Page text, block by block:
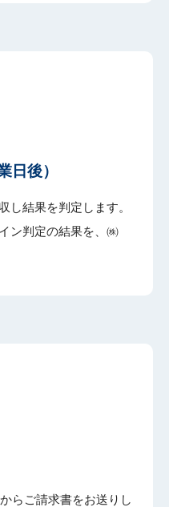
日後）
し結果を判定します。
ン判定の結果を、㈱
らご請求書をお送りし